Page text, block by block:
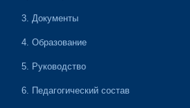
3. Документы
4. Образование
5. Руководство
6. Педагогический состав